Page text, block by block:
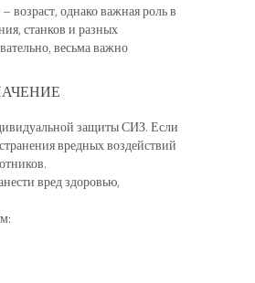
возраст, однако важная роль в
станков и разных
весьма важно
защиты СИЗ. Если
вредных воздействий
вред здоровью,